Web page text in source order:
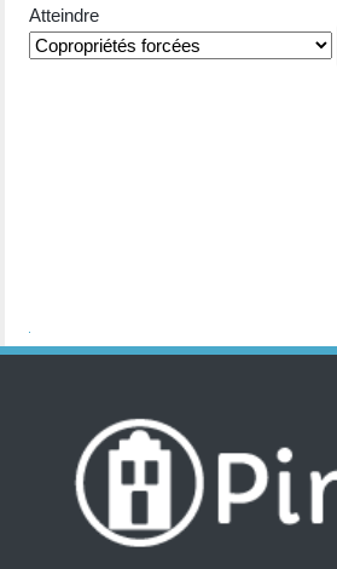
Atteindre